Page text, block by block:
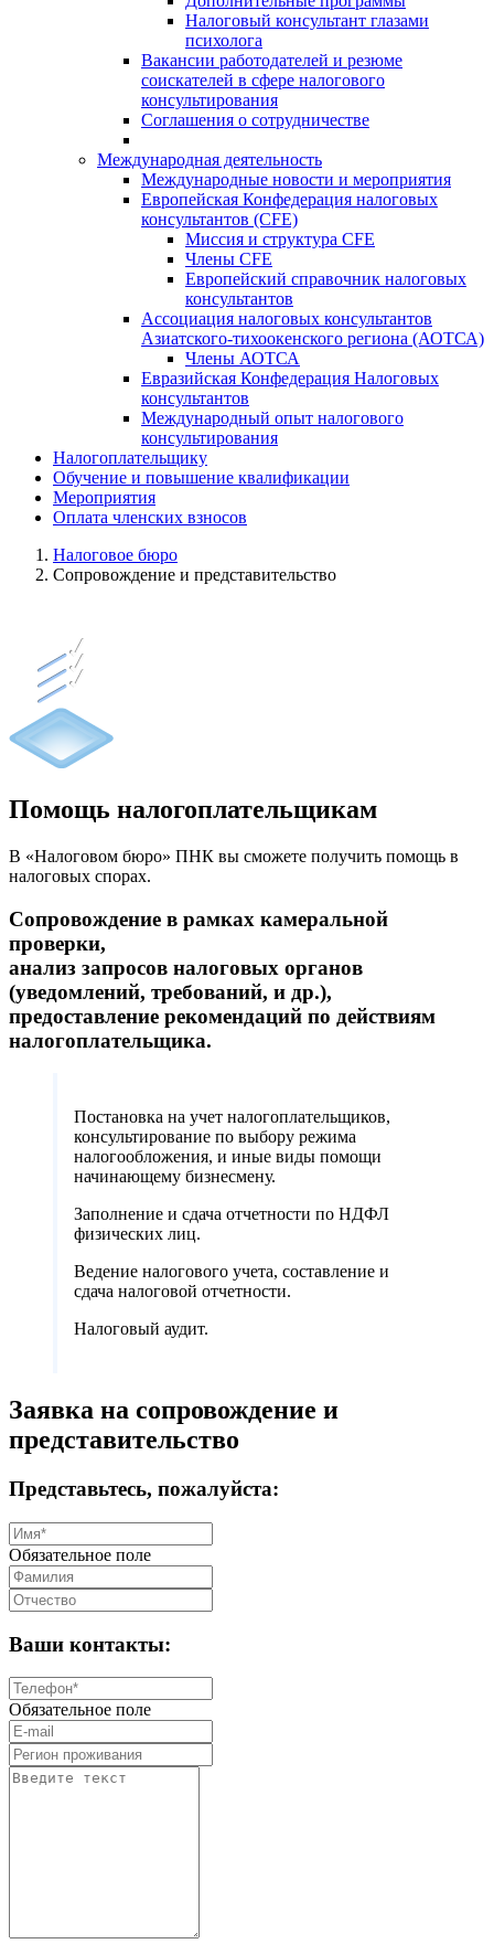
Налоговый консультант глазами
психолога
Вакансии работодателей и резюме
соискателей в сфере налогового
консультирования
Соглашения о сотрудничестве
Международная деятельность
Международные новости и мероприятия
Европейская Конфедерация налоговых
консультантов (CFE)
Миссия и структура CFE
Члены CFE
Европейский справочник налоговых
консультантов
Ассоциация налоговых консультантов
Азиатского-тихоокенского региона (АОТСА)
Члены АОТСА
Евразийская Конфедерация Налоговых
консультантов
Международный опыт налогового
консультирования
Налогоплательщику
Обучение и повышение квалификации
Мероприятия
Оплата членских взносов
Налоговое бюро
Cопровождение и представительство
Помощь налогоплательщикам
В «Налоговом бюро» ПНК вы сможете получить помощь в
налоговых спорах.
Cопровождение в рамках камеральной
проверки,
анализ запросов налоговых органов
(уведомлений, требований, и др.),
предоставление рекомендаций по действиям
налогоплательщика.
Постановка на учет налогоплательщиков,
консультирование по выбору режима
налогообложения, и иные виды помощи
начинающему бизнесмену.
Заполнение и сдача отчетности по НДФЛ
физических лиц.
Ведение налогового учета, составление и
сдача налоговой отчетности.
Налоговый аудит.
Заявка на сопровождение и
представительство
Представьтесь, пожалуйста:
Обязательное поле
Ваши контакты:
Обязательное поле